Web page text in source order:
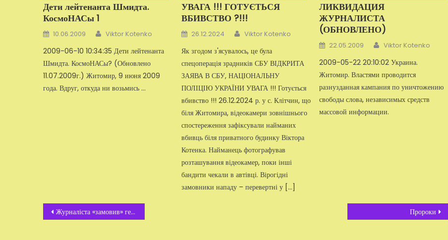
Дети лейтенанта Шмидта.
КосмоНАСы 1
Добавлено
10.06.2009 Автор
Viktor Kotenko
2009-06-10 10:34:35 Дети лейтенанта
Шмидта. КосмоНАСы? (Обновлено
11.07.2009г.) Житомир, 9 июня 2009
года. Вдруг, откуда ни возьмись …
УВАГА !!! ГОТУЄТЬСЯ
ВБИВСТВО ?!!!
Добавлено
26.12.2024 Автор
Viktor Kotenko
Як згодом з'ясувалось, це була
спецоперація зрадників СБУ ВІДКРИТА
ЗАЯВА В СБУ, НАЦІОНАЛЬНУ
ПОЛІЦІЮ УКРАЇНИ УВАГА !!! Готується
вбивство !!! 26.12.2024 р. у с. Клітчин, що
біля Житомира, відеокамери зовнішнього
спостереження зафіксували найманих
вбивць біля приватного будинку Віктора
Котенка. Найманець фотографував
розташування відеокамер, поки інші
бандити чекали в автівці. Вірогідні
замовники нападу – перевертні у […]
ЛИКВИДАЦИЯ
ЖУРНАЛИСТА
(ОБНОВЛЕНО)
Добавлено
22.05.2009 Автор
Viktor Kotenko
2009-05-22 20:10:02 Украина.
Житомир. Властями проводится
разнузданная кампания по уничтожению
свободы слова, независимых средств
массовой информации.
Навигация
Журналіста «замовив» генерал — майор міліції Пророки